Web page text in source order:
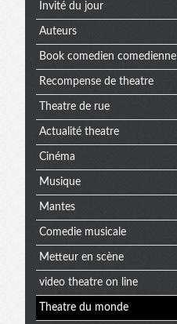
Invité du jour
Auteurs
Book comedien comedienne
Recompense de theatre
Theatre de rue
Actualité theatre
Cinéma
Musique
Mantes
Comedie musicale
Metteur en scène
video theatre on line
Theatre du monde